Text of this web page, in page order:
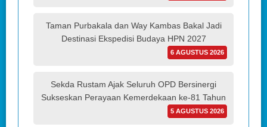
Taman Purbakala dan Way Kambas Bakal Jadi
Destinasi Ekspedisi Budaya HPN 2027
6 AGUSTUS 2026
Sekda Rustam Ajak Seluruh OPD Bersinergi
Sukseskan Perayaan Kemerdekaan ke-81 Tahun
5 AGUSTUS 2026